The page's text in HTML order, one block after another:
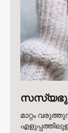
മാറ്റം